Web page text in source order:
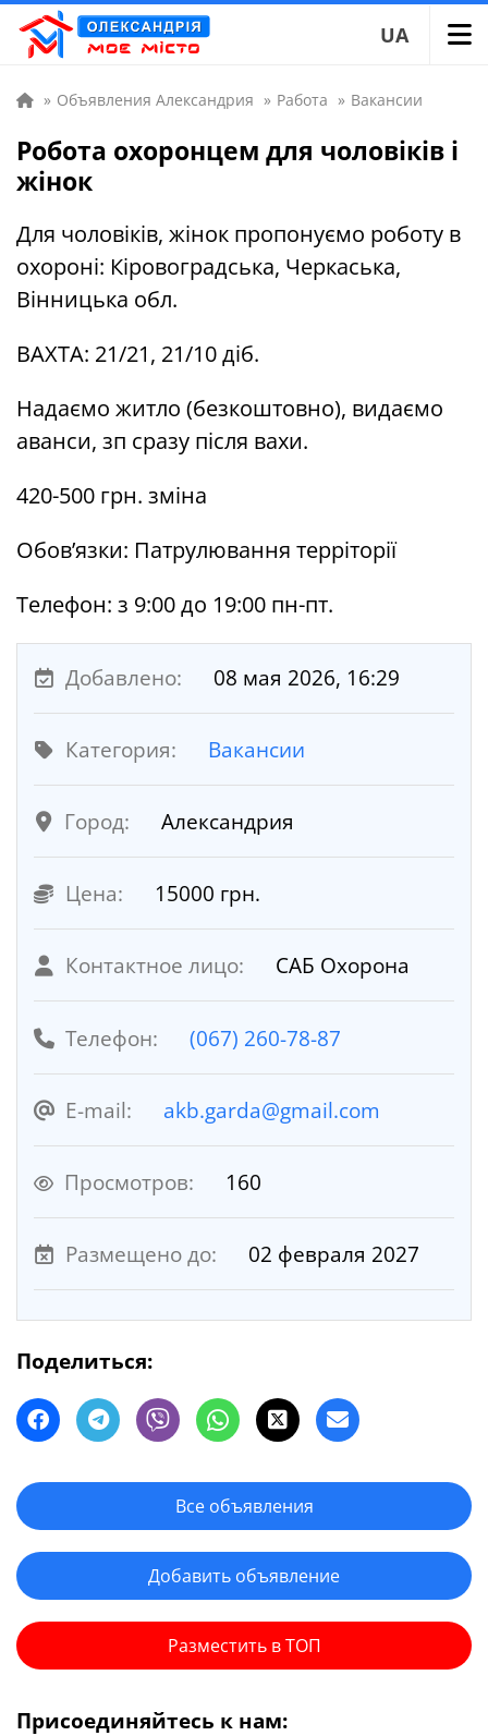
UA
» Объявления Александрия » Работа » Вакансии
Робота охоронцем для чоловіків і
жінок
Для чоловіків, жінок пропонуємо роботу в
охороні: Кіровоградська, Черкаська,
Вінницька обл.
ВАХТА: 21/21, 21/10 діб.
Надаємо житло (безкоштовно), видаємо
аванси, зп сразу після вахи.
420-500 грн. зміна
Обов’язки: Патрулювання терріторії
Телефон: з 9:00 до 19:00 пн-пт.
Добавлено: 08 мая 2026, 16:29
Категория: Вакансии
Город: Александрия
Цена: 15000 грн.
Контактное лицо: САБ Охорона
Телефон: (067) 260-78-87
E-mail: akb.garda@gmail.com
Просмотров: 160
Размещено до: 02 февраля 2027
Поделиться:
Все объявления
Добавить объявление
Разместить в ТОП
Присоединяйтесь к нам: